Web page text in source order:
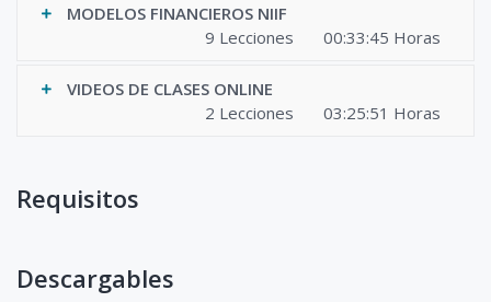
MODELOS FINANCIEROS NIIF
9 Lecciones
00:33:45 Horas
VIDEOS DE CLASES ONLINE
2 Lecciones
03:25:51 Horas
Requisitos
Descargables